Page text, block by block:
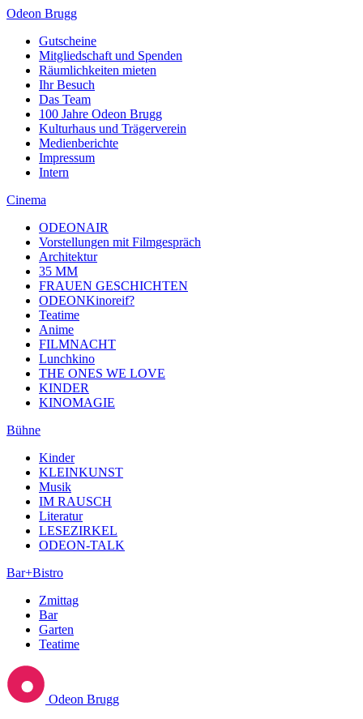
Odeon Brugg
Gutscheine
Mitgliedschaft und Spenden
Räumlichkeiten mieten
Ihr Besuch
Das Team
100 Jahre Odeon Brugg
Kulturhaus und Trägerverein
Medienberichte
Impressum
Intern
Cinema
ODEONAIR
Vorstellungen mit Filmgespräch
Architektur
35 MM
FRAUEN GESCHICHTEN
ODEONKinoreif?
Teatime
Anime
FILMNACHT
Lunchkino
THE ONES WE LOVE
KINDER
KINOMAGIE
Bühne
Kinder
KLEINKUNST
Musik
IM RAUSCH
Literatur
LESEZIRKEL
ODEON-TALK
Bar+Bistro
Zmittag
Bar
Garten
Teatime
Odeon Brugg